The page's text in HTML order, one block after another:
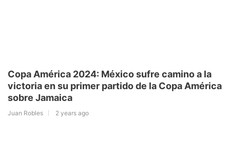
Copa América 2024: México sufre camino a la
victoria en su primer partido de la Copa América
sobre Jamaica
Juan Robles 2 years ago